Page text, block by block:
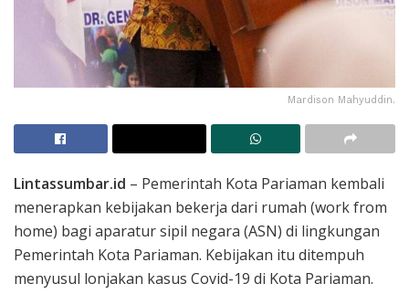
Mardison Mahyuddin.
Lintassumbar.id – Pemerintah Kota Pariaman kembali
menerapkan kebijakan bekerja dari rumah (work from
home) bagi aparatur sipil negara (ASN) di lingkungan
Pemerintah Kota Pariaman. Kebijakan itu ditempuh
menyusul lonjakan kasus Covid-19 di Kota Pariaman.